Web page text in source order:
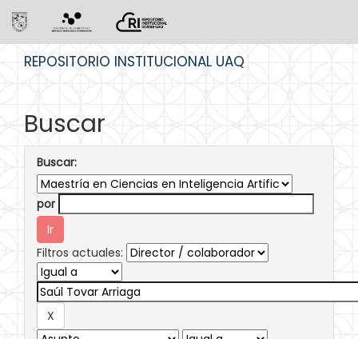
REPOSITORIO INSTITUCIONAL UAQ
Buscar
Buscar:
por
Filtros actuales: